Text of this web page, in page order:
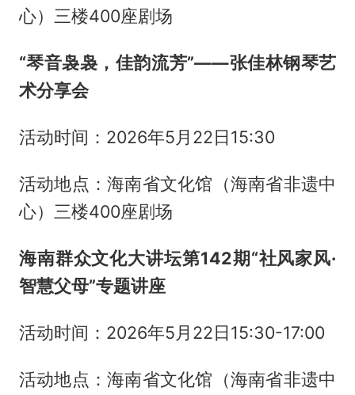
心）三楼400座剧场
“琴音袅袅，佳韵流芳”——张佳林钢琴艺
术分享会
活动时间：2026年5月22日15:30
活动地点：海南省文化馆（海南省非遗中
心）三楼400座剧场
海南群众文化大讲坛第142期“社风家风·
智慧父母”专题讲座
活动时间：2026年5月22日15:30-17:00
活动地点：海南省文化馆（海南省非遗中